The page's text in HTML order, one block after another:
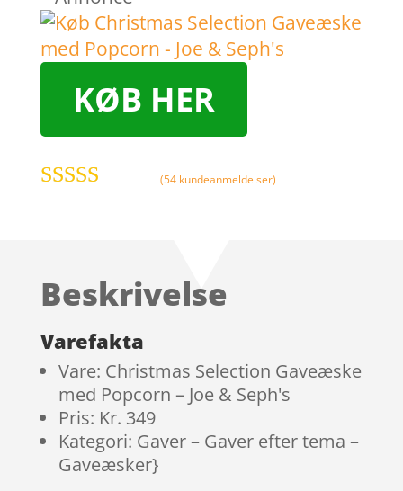
KØB HER
melser
(54 kundeanmeldelser)
Beskrivelse
Varefakta
Vare: Christmas Selection Gaveæske
med Popcorn – Joe & Seph's
Pris: Kr. 349
Kategori: Gaver – Gaver efter tema –
Gaveæsker}